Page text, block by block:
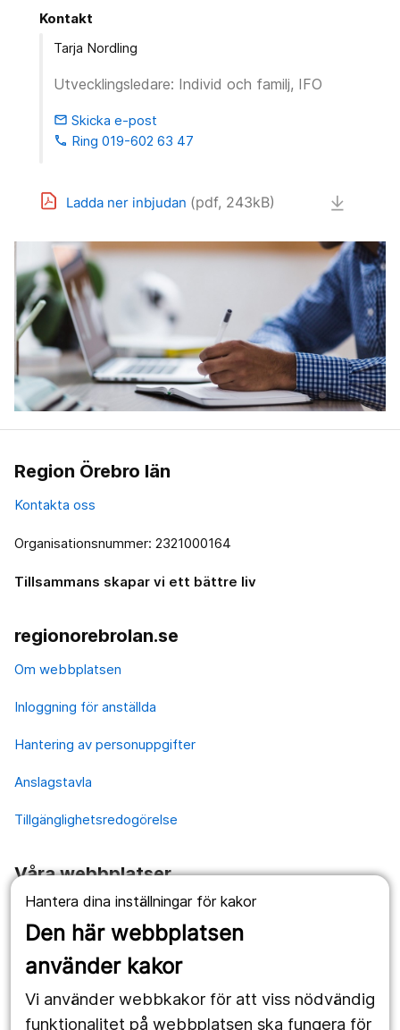
Hantera dina inställningar för kakor
Den här webbplatsen
använder kakor
Vi använder webbkakor för att viss nödvändig
funktionalitet på webbplatsen ska fungera för
Kontakt
Tarja Nordling
Utvecklingsledare: Individ och familj, IFO
email Skicka e-post
phone Ring 019-602 63 47
Ladda ner inbjudan (pdf, 243kB)
Region Örebro län
Kontakta oss
Organisationsnummer: 2321000164
Tillsammans skapar vi ett bättre liv
regionorebrolan.se
Om webbplatsen
Inloggning för anställda
Hantering av personuppgifter
Anslagstavla
Tillgänglighetsredogörelse
Våra webbplatser
1177.se
Länstrafiken
Utveckling